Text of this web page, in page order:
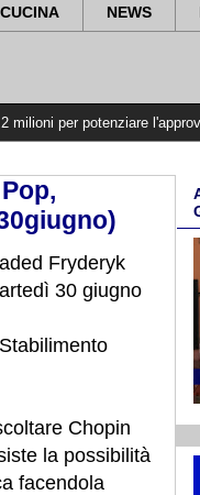
CUCINA NEWS
l'approvvigionamento
Fryderyk
30 giugno
Chopin
la possibilità
facendola